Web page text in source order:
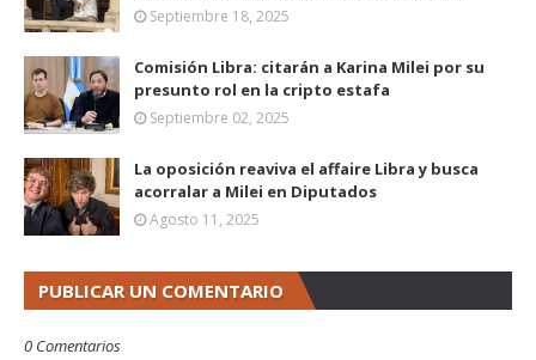
Septiembre 18, 2025
Comisión Libra: citarán a Karina Milei por su
presunto rol en la cripto estafa
Septiembre 02, 2025
La oposición reaviva el affaire Libra y busca
acorralar a Milei en Diputados
Agosto 11, 2025
PUBLICAR UN COMENTARIO
0 Comentarios